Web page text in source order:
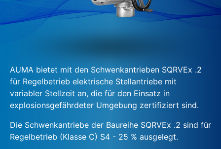
Kontakt
AUMA bietet mit den Schwenkantrieben SQRVEx .2
für Regelbetrieb elektrische Stellantriebe mit
variabler Stellzeit an, die für den Einsatz in
explosionsgefährdeter Umgebung zertifiziert sind.
Die Schwenkantriebe der Baureihe SQRVEx .2 sind für
Regelbetrieb (Klasse C) S4 - 25 % ausgelegt.